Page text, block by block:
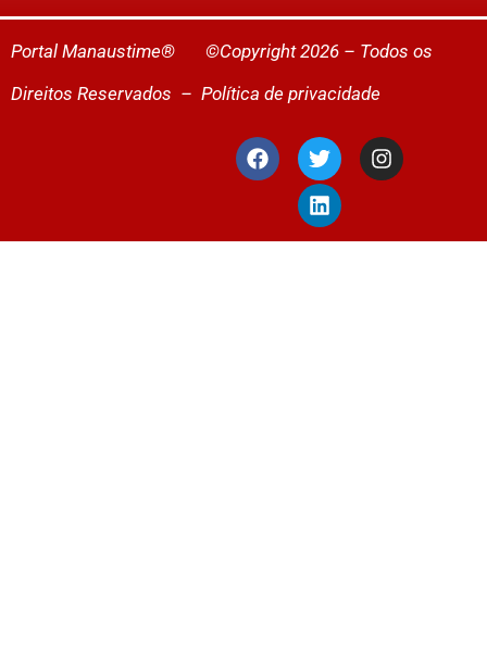
Portal Manaustime® ©Copyright 2026 – Todos os
Direitos Reservados – Política de privacidade